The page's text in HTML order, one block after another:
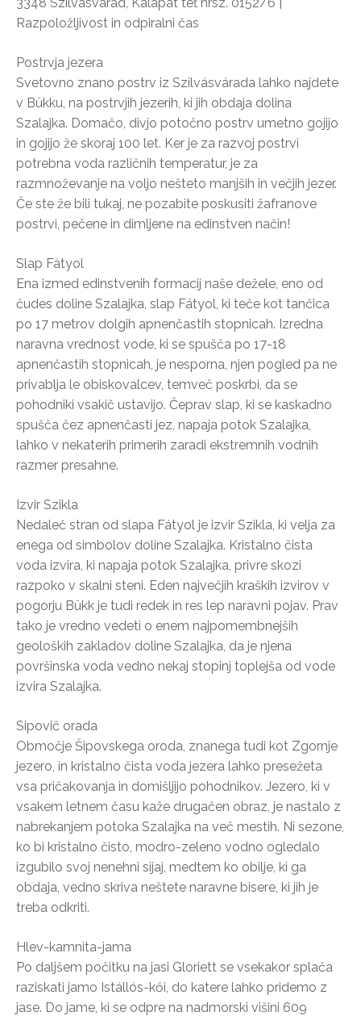
Razpoložljivost in odpiralni čas
Postrvja jezera
Svetovno znano postrv iz Szilvásvárada lahko najdete
v Bükku, na postrvjih jezerih, ki jih obdaja dolina
Szalajka. Domačo, divjo potočno postrv umetno gojijo
in gojijo že skoraj 100 let. Ker je za razvoj postrvi
potrebna voda različnih temperatur, je za
razmnoževanje na voljo nešteto manjših in večjih jezer.
Če ste že bili tukaj, ne pozabite poskusiti žafranove
postrvi, pečene in dimljene na edinstven način!
Slap Fátyol
Ena izmed edinstvenih formacij naše dežele, eno od
čudes doline Szalajka, slap Fátyol, ki teče kot tančica
po 17 metrov dolgih apnenčastih stopnicah. Izredna
naravna vrednost vode, ki se spušča po 17-18
apnenčastih stopnicah, je nesporna, njen pogled pa ne
privablja le obiskovalcev, temveč poskrbi, da se
pohodniki vsakič ustavijo. Čeprav slap, ki se kaskadno
spušča čez apnenčasti jez, napaja potok Szalajka,
lahko v nekaterih primerih zaradi ekstremnih vodnih
razmer presahne.
Izvir Szikla
Nedaleč stran od slapa Fátyol je izvir Szikla, ki velja za
enega od simbolov doline Szalajka. Kristalno čista
voda izvira, ki napaja potok Szalajka, privre skozi
razpoko v skalni steni. Eden največjih kraških izvirov v
pogorju Bükk je tudi redek in res lep naravni pojav. Prav
tako je vredno vedeti o enem najpomembnejših
geoloških zakladov doline Szalajka, da je njena
površinska voda vedno nekaj stopinj toplejša od vode
izvira Szalajka.
Sipovič orada
Območje Šipovskega oroda, znanega tudi kot Zgornje
jezero, in kristalno čista voda jezera lahko presežeta
vsa pričakovanja in domišljijo pohodnikov. Jezero, ki v
vsakem letnem času kaže drugačen obraz, je nastalo z
nabrekanjem potoka Szalajka na več mestih. Ni sezone,
ko bi kristalno čisto, modro-zeleno vodno ogledalo
izgubilo svoj nenehni sijaj, medtem ko obilje, ki ga
obdaja, vedno skriva neštete naravne bisere, ki jih je
treba odkriti.
Hlev-kamnita-jama
Po daljšem počitku na jasi Gloriett se vsekakor splača
raziskati jamo Istállós-kői, do katere lahko pridemo z
jase. Do jame, ki se odpre na nadmorski višini 609